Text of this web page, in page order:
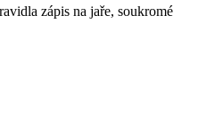
zápis na jaře, soukromé